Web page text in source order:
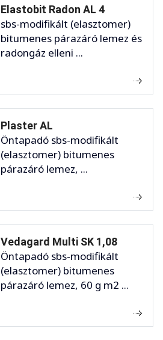
Elastobit Radon AL 4
sbs-modifikált (elasztomer)
bitumenes párazáró lemez és
radongáz elleni ...
Plaster AL
Öntapadó sbs-modifikált
(elasztomer) bitumenes
párazáró lemez, ...
Vedagard Multi SK 1,08
Öntapadó sbs-modifikált
(elasztomer) bitumenes
párazáró lemez, 60 g m2 ...